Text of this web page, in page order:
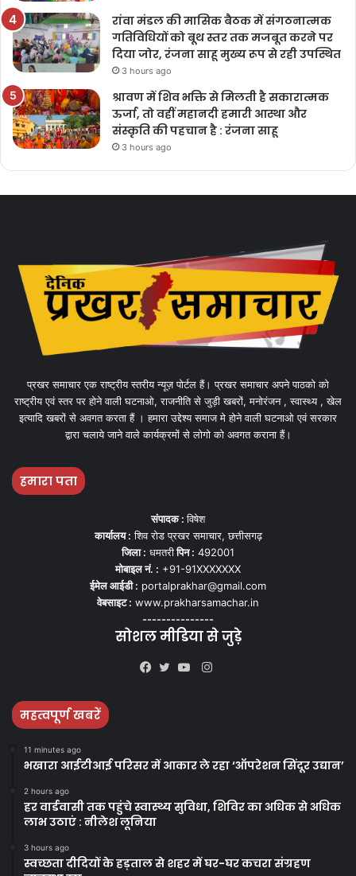
रांवा मंडल की मासिक बैठक में संगठनात्मक
गतिविधियों को बूथ स्तर तक मजबूत करने पर
दिया जोर, रंजना साहू मुख्य रूप से रही उपस्थित
3 hours ago
श्रावण में शिव भक्ति से मिलती है सकारात्मक
ऊर्जा, तो वहीं महानदी हमारी आस्था और
संस्कृति की पहचान है : रंजना साहू
3 hours ago
प्रखर समाचार एक राष्ट्रीय स्तरीय न्यूज़ पोर्टल हैं। प्रखर समाचार अपने पाठको को
राष्ट्रीय एवं स्तर पर होने वाली घटनाओ, राजनीति से जुड़ी खबरों, मनोरंजन , स्वास्थ्य , खेल
इत्यादि खबरों से अवगत करता हैं । हमारा उद्देश्य समाज मे होने वाली घटनाओ एवं सरकार
द्वारा चलाये जाने वाले कार्यक्रमों से लोगो को अवगत कराना हैं।
हमारा पता
संपादक :विषेश
कार्यालय : शिव रोड प्रखर समाचार, छत्तीसगढ़
जिला : धमतरीपिन : 492001
मोबाइल नं. : +91-91XXXXXXX
ईमेल आईडी : portalprakhar@gmail.com
वेबसाइट : www.prakharsamachar.in
---------------
सोशल मीडिया से जुड़े
Instagram
महत्वपूर्ण खबरें
11 minutes ago
भखारा आईटीआई परिसर में आकार ले रहा ‘ऑपरेशन सिंदूर उद्यान’
2 hours ago
हर वार्डवासी तक पहुंचे स्वास्थ्य सुविधा, शिविर का अधिक से अधिक
लाभ उठाएं : नीलेश लूनिया
3 hours ago
स्वच्छता दीदियों के हड़ताल से शहर में घर-घर कचरा संग्रहण